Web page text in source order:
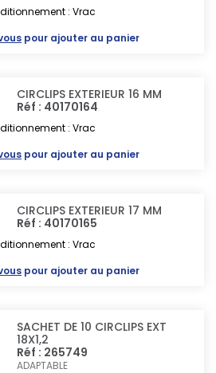
: Vrac
pour ajouter au panier
CIRCLIPS EXTERIEUR 16 MM
Réf : 40170164
: Vrac
pour ajouter au panier
CIRCLIPS EXTERIEUR 17 MM
Réf : 40170165
: Vrac
pour ajouter au panier
SACHET DE 10 CIRCLIPS EXT
18X1,2
Réf : 265749
ADAPTABLE